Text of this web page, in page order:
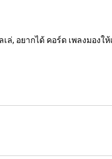
ล่, อยากได้ คอร์ด เพลงมองให้